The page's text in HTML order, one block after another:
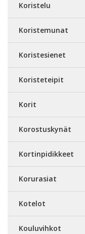
Koristelu
Koristemunat
Koristesienet
Koristeteipit
Korit
Korostuskynät
Kortinpidikkeet
Korurasiat
Kotelot
Kouluvihkot